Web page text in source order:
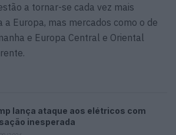
a tornar-se cada vez mais
Europa, mas mercados como o de
e Europa Central e Oriental
lança ataque aos elétricos com
inesperada